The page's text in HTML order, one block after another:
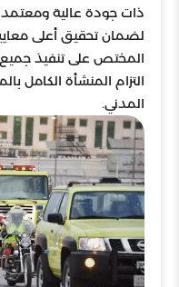
ذات جودة عالية
لضمان تحقيق أعلى
المختص على تنفيذ جميع
التزام المنشأة الكامل
المدني.